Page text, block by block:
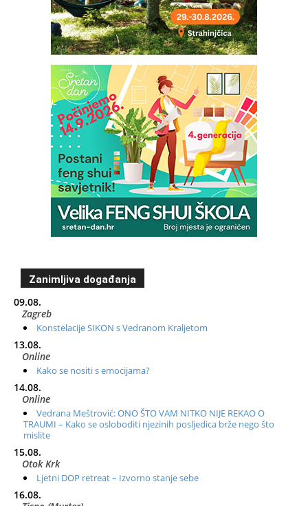
Zanimljiva događanja
09.08.
Zagreb
Konstelacije SIKON s Vedranom Kraljetom
13.08.
Online
Kako se nositi s emocijama?
14.08.
Online
Vedrana Meštrović: ONO ŠTO VAM NITKO NIJE REKAO O
TRAUMI – Kako se osloboditi njezinih posljedica brže nego što
mislite
15.08.
Otok Krk
Ljetni DOP retreat – Izvorno stanje sebe
16.08.